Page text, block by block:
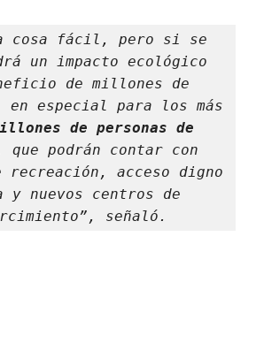
cosa fácil, pero si se
un impacto ecológico
de millones de
en especial para los más
de personas de
que podrán contar con
recreación, acceso digno
y nuevos centros de
señaló.